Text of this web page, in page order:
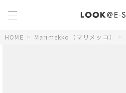
HOME > Marimekko（マリメッコ） >